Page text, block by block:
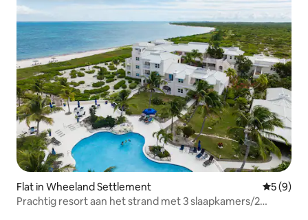
Flat in Wheeland Settlement
5 (9)
Prachtig resort aan het strand met 3 slaapkamers/2